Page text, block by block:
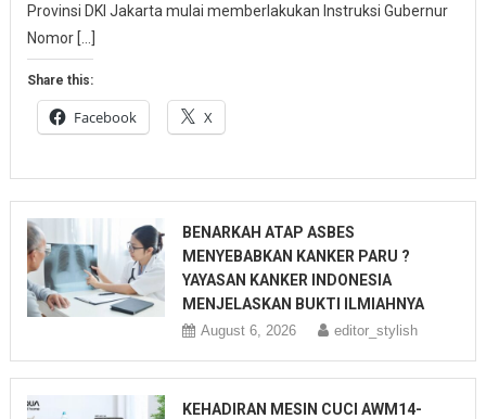
Provinsi DKI Jakarta mulai memberlakukan Instruksi Gubernur
Nomor […]
Share this:
Facebook X
BENARKAH ATAP ASBES
MENYEBABKAN KANKER PARU ?
YAYASAN KANKER INDONESIA
MENJELASKAN BUKTI ILMIAHNYA
August 6, 2026 editor_stylish
KEHADIRAN MESIN CUCI AWM14-